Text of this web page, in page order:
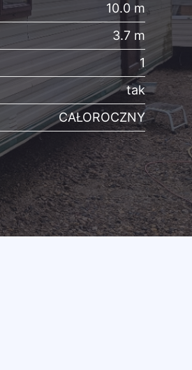
10.0 m
3.7 m
1
tak
CAŁOROCZNY